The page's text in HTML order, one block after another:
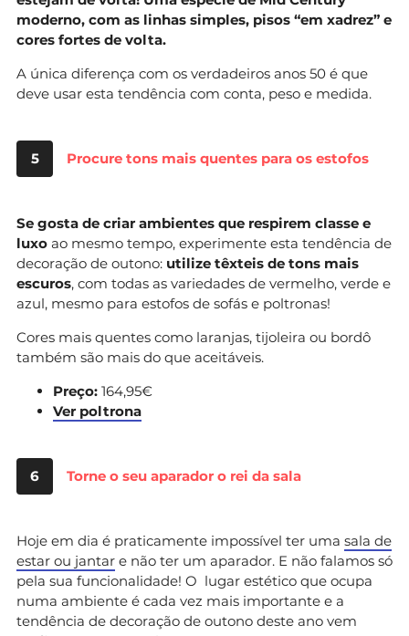
moderno, com as linhas simples, pisos “em xadrez” e
cores fortes de volta.
A única diferença com os verdadeiros anos 50 é que
deve usar esta tendência com conta, peso e medida.
5 Procure tons mais quentes para os estofos
Se gosta de criar ambientes que respirem classe e
luxo ao mesmo tempo, experimente esta tendência de
decoração de outono: utilize têxteis de tons mais
escuros, com todas as variedades de vermelho, verde e
azul, mesmo para estofos de sofás e poltronas!
Cores mais quentes como laranjas, tijoleira ou bordô
também são mais do que aceitáveis.
Preço: 164,95€
Ver poltrona
6 Torne o seu aparador o rei da sala
Hoje em dia é praticamente impossível ter uma sala de
estar ou jantar e não ter um aparador. E não falamos só
pela sua funcionalidade! O lugar estético que ocupa
numa ambiente é cada vez mais importante e a
tendência de decoração de outono deste ano vem